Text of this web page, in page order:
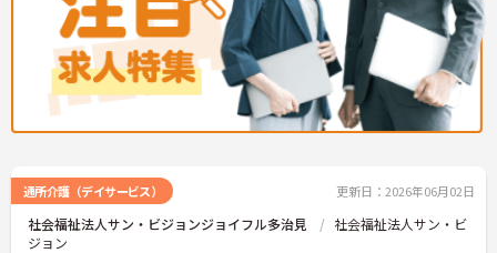
通所介護（デイサービス） 更新日：2026年06月02日
社会福祉法人サン・ビジョンジョイフル多治見
社会福祉法人サン・ビ
ジョン